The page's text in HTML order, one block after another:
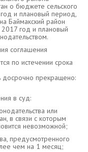
о бюджете сельского
и плановый период,
Баймакский район
год и плановый
соглашения
по истечении срока
прекращено:
в суд:
или
в связи с которым
невозможной;
предусмотренного
чем на 1 месяц;